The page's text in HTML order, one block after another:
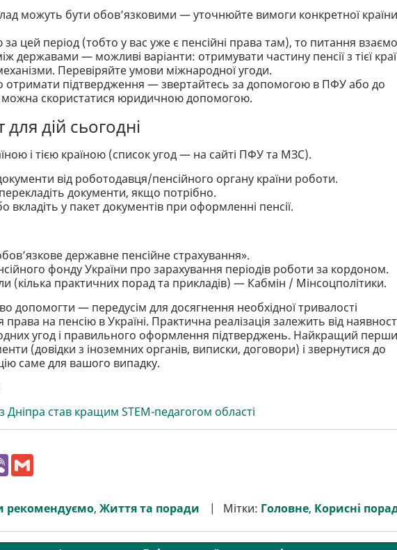
можуть бути обов’язковими — уточнюйте вимоги конкретної країни
цей період (тобто у вас уже є пенсійні права там), то питання
державами — можливі варіанти: отримувати частину пенсії з тієї
Перевіряйте умови міжнародної угоди.
отримати підтвердження — звертайтесь за допомогою в ПФУ або до
можна скористатися юридичною допомогою.
дій сьогодні
і тією країною (список угод — на сайті ПФУ та МЗС).
від роботодавця/пенсійного органу країни роботи.
документи, якщо потрібно.
у пакет документів при оформленні пенсії.
державне пенсійне страхування».
фонду України про зарахування періодів роботи за кордоном.
(кілька практичних порад та прикладів) — Кабмін / Мінсоцполітики.
допомогти — передусім для досягнення необхідної тривалості
на пенсію в Україні. Практична реалізація залежить від
угод і правильного оформлення підтверджень. Найкращий
(довідки з іноземних органів, виписки, договори) і звернутися до
саме для вашого випадку.
Дніпра став кращим STEM-педагогом області
V
r l
рекомендуємо, Життя та поради Мітки: Головне, Корисні